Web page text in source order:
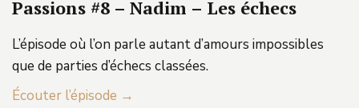
Passions #8 – Nadim – Les échecs
L’épisode où l’on parle autant d’amours impossibles
que de parties d’échecs classées.
Écouter l’épisode →